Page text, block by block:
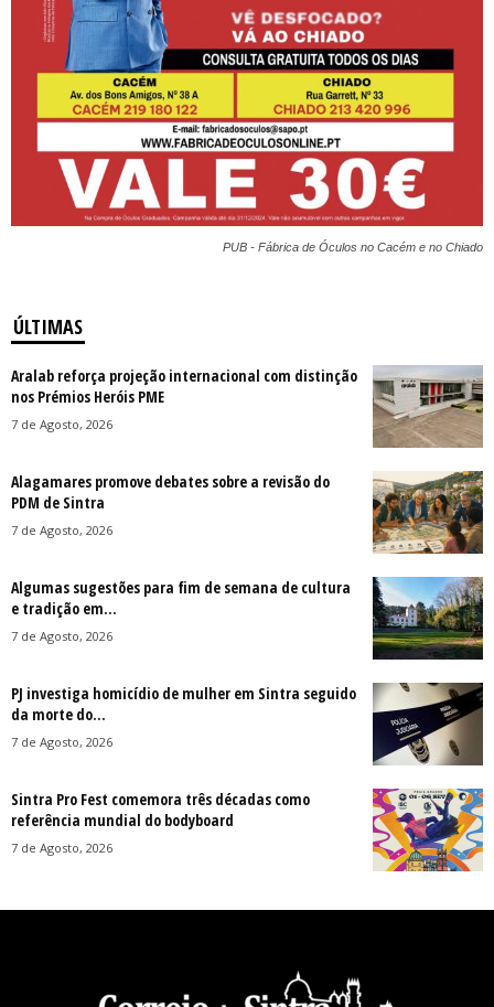
PUB - Fábrica de Óculos no Cacém e no Chiado
ÚLTIMAS
Aralab reforça projeção internacional com distinção
nos Prémios Heróis PME
7 de Agosto, 2026
Alagamares promove debates sobre a revisão do
PDM de Sintra
7 de Agosto, 2026
Algumas sugestões para fim de semana de cultura
e tradição em...
7 de Agosto, 2026
PJ investiga homicídio de mulher em Sintra seguido
da morte do...
7 de Agosto, 2026
Sintra Pro Fest comemora três décadas como
referência mundial do bodyboard
7 de Agosto, 2026